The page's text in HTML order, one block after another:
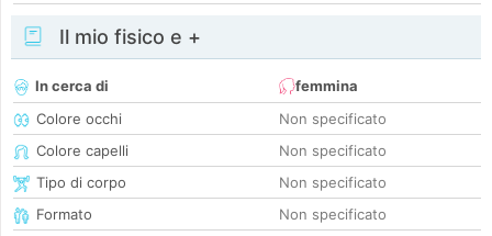
Il mio fisico e +
In cerca di
femmina
Colore occhi
Non specificato
Colore capelli
Non specificato
Tipo di corpo
Non specificato
Formato
Non specificato